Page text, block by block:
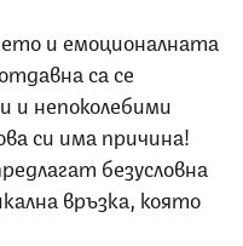
и емоционалната
са се
и непоколебими
си има причина!
безусловна
връзка, която